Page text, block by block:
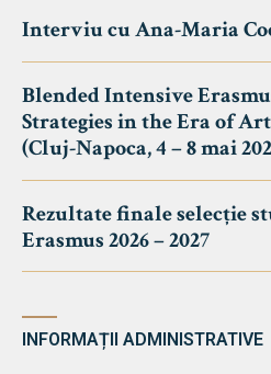
Interviu cu Ana-Maria
Blended Intensive
Strategies in the Era of
(Cluj-Napoca, 4 – 8 mai
Rezultate finale selecție
Erasmus 2026 – 2027
INFORMAȚII ADMINISTRATIVE